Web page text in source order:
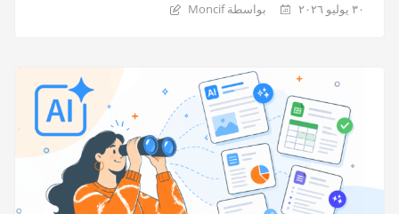
٣٠ يوليو ٢٠٢٦ بواسطة Moncif